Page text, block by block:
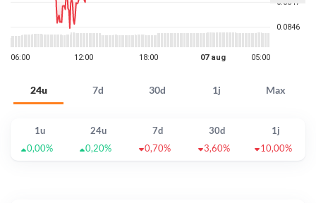
24u 7d 30d 1j Max
1u 24u 7d 30d
1j
0,00%
0,20% 0,70% 3,60% 10,00%